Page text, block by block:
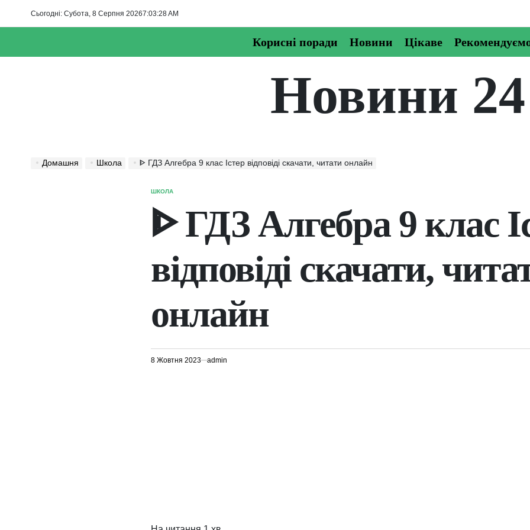
Сьогодні: Субота, 8 Серпня 20267:03:29AM
Корисні поради Новини Цікаве
Новини 24
Домашня Школа ᐈ ГДЗ Алгебра 9 клас Істер відповіді скачати, читати онлайн
ОПУБЛІКУВАТИ
ШКОЛА
ᐈ ГДЗ Алгебра 9 клас
відповіді скачати,
онлайн
8 Жовтня 2023 admin